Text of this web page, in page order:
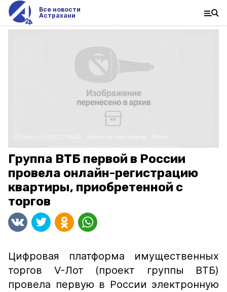
Все новости
Астрахани
Группа ВТБ первой в России
провела онлайн-регистрацию
квартиры, приобретенной с
торгов
Цифровая платформа имущественных
торгов V-Лот (проект группы ВТБ)
провела первую в России электронную